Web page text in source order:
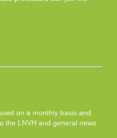
on a monthly basis and
the LNVH and general news